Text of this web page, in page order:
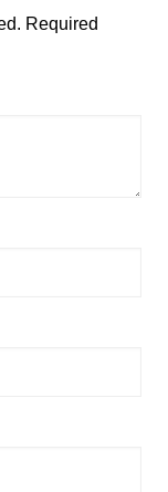
Required